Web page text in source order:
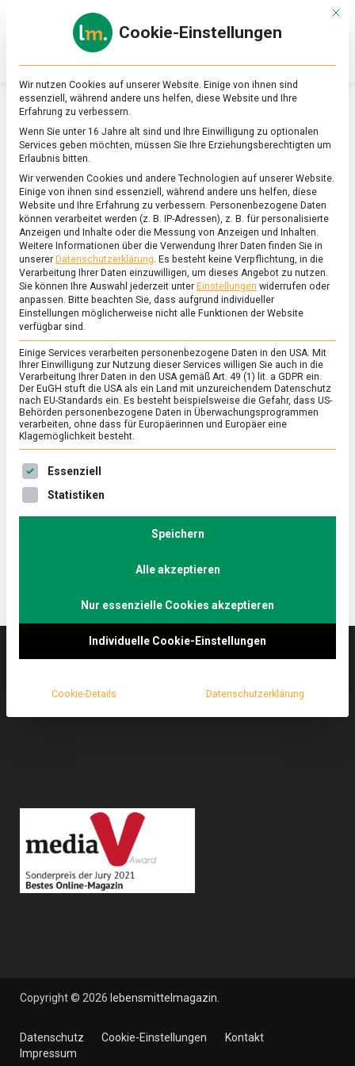
Online-
Magazin
zu
&
Ernährung
SCHLAGWORT:SCHWEINBAUCH
ERNÄHRUNG & GESUNDHEIT /FEATURED/WISSEN
Ramen: Rund um die Nudelsuppe
7. Mai 2021 Johannes
Ramen:
Ramen, die japanische Nudelsuppe, ist ein Genuss für
alle Sinne. Lebensmittelmagazin.de war zu Besuch
Kreuzköllner Graefekiez.
Magazin zu Ernährung & Lebensmitteln.
Copyright © 2026 lebensmittelmagazin
Datenschutz Cookie-Einstellungen
Kontakt
Impressum
Mit
Cookie-Einstellungen
Wir nutzen Cookies auf unserer Website. Einige von ihnen sind
essenziell, während andere uns helfen, diese Website und Ihre
Erfahrung zu verbessern.
Wenn Sie unter 16 Jahre alt sind und Ihre Einwilligung zu optionalen
Services geben möchten, müssen Sie Ihre Erziehungsberechtigten um
Erlaubnis bitten.
Wir verwenden Cookies und andere Technologien auf unserer Website.
Einige von ihnen sind essenziell, während andere uns helfen, diese
Website und Ihre Erfahrung zu verbessern. Personenbezogene Daten
können verarbeitet werden (z. B. IP-Adressen), z. B. für personalisierte
Anzeigen und Inhalte oder die Messung von Anzeigen und Inhalten.
Weitere Informationen über die Verwendung Ihrer Daten finden Sie in
unserer Datenschutzerklärung. Es besteht keine Verpflichtung, in die
Verarbeitung Ihrer Daten einzuwilligen, um dieses Angebot zu nutzen.
Sie können Ihre Auswahl jederzeit unter Einstellungen widerrufen oder
anpassen. Bitte beachten Sie, dass aufgrund individueller
Einstellungen möglicherweise nicht alle Funktionen der Website
verfügbar sind.
Einige Services verarbeiten personenbezogene Daten in den USA. Mit
Ihrer Einwilligung zur Nutzung dieser Services willigen Sie auch in die
Verarbeitung Ihrer Daten in den USA gemäß Art. 49 (1) lit. a GDPR ein.
Der EuGH stuft die USA als ein Land mit unzureichendem Datenschutz
nach EU-Standards ein. Es besteht beispielsweise die Gefahr, dass US-
Behörden personenbezogene Daten in Überwachungsprogrammen
verarbeiten, ohne dass für Europäerinnen und Europäer eine
Klagemöglichkeit besteht.
Es folgt eine Liste der Service-Gruppen, für die eine
Essenziell
Statistiken
Speichern
Alle akzeptieren
Nur essenzielle Cookies akzeptieren
Individuelle Cookie-Einstellungen
Cookie-Details Datenschutzerklärung